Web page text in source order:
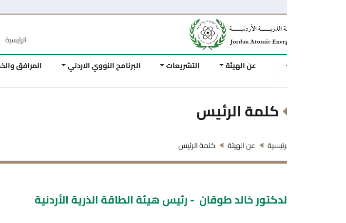
بريد الموظفين
عن الهيئة التشريعات البرنامج النووي الاردني المرافق والخدمات مركز
كلمة الرئيس
عن الهيئة كلمة الرئيس
خالد طوقان - رئيس هيئة الطاقة الذرية الأردنية